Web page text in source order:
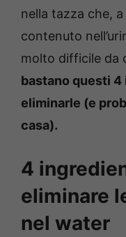
nella tazza che,
contenuto
molto difficile da
bastano questi
eliminarle (e
casa).
4
eliminare
nel water